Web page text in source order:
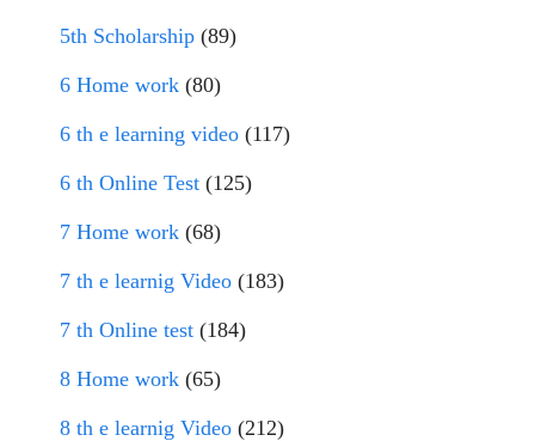
5th Scholarship (89)
6 Home work (80)
6 th e learning video (117)
6 th Online Test (125)
7 Home work (68)
7 th e learnig Video (183)
7 th Online test (184)
8 Home work (65)
8 th e learnig Video (212)